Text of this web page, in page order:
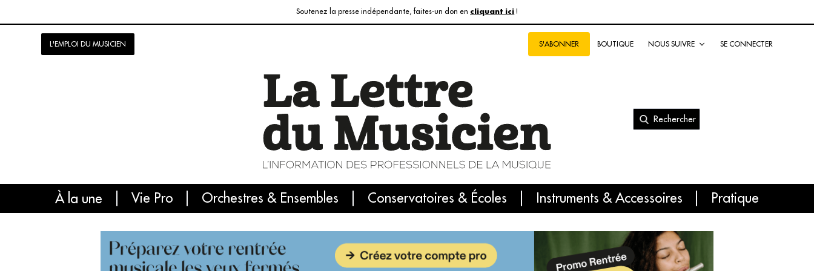
Soutenez la presse indépendante, faites-un don en cliquant ici !
L'EMPLOI DU MUSICIEN S'ABONNER BOUTIQUE NOUS SUIVRE SE CONNECTER
Rechercher
À la une Vie Pro Orchestres & Ensembles Conservatoires & Écoles Instruments & Accessoires Pratique
L'info du jour Le numéro du mois International